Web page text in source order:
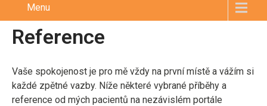
Menu
Reference
Vaše spokojenost je pro mě vždy na první místě a vážím si
každé zpětné vazby. Níže některé vybrané příběhy a
reference od mých pacientů na nezávislém portále